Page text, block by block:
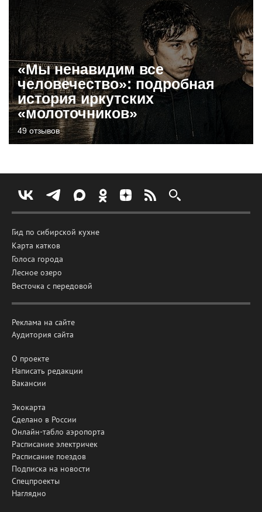
«Мы ненавидим все
человечество»: подробная
история иркутских
«молоточников»
49 отзывов
Гид по сибирской кухне
Карта катков
Голоса города
Лесное озеро
Весточка с передовой
Реклама на сайте
Аудитория сайта
О проекте
Написать редакции
Вакансии
Экокарта
Сделано в России
Онлайн-табло аэропорта
Расписание электричек
Расписание поездов
Подписка на новости
Спецпроекты
Наглядно